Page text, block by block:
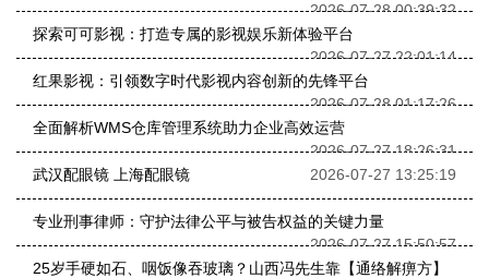
2026-07-28 00:39:32
探索可可影视：打造专属的影视娱乐新体验平台
2026-07-27 22:01:14
红果影视：引领数字时代影视内容创新的先锋平台
2026-07-28 01:17:26
全面解析WMS仓库管理系统助力企业高效运营
2026-07-27 18:26:31
武汉配眼镜 上海配眼镜
2026-07-27 13:25:19
专业刑事律师：守护法律公平与被告权益的关键力量
2026-07-27 15:50:57
25岁手硬如石、咽饭像吞玻璃？山西冯先生靠【通络解痹方】